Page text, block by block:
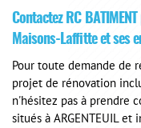
Contactez RC
Maisons-Laffitte et ses
Pour toute demande de
projet de rénovation
n'hésitez pas à prendre
situés à ARGENTEUIL